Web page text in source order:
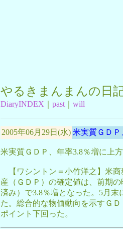
やるきまんまんの日
DiaryINDEX past will
2005年06月29日(水) 米実質ＧＤＰ
米実質ＧＤＰ、年率3.8％増に上
【ワシントン＝小竹洋之】米
産（ＧＤＰ）の確定値は、前期
済み）で3.8％増となった。5月
た。総合的な物価動向を示すＧ
ポイント下回った。